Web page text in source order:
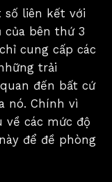
số liên kết với
của bên thứ 3
cung cấp các
trải
đến bất cứ
nó. Chính vì
về các mức độ
để đề phòng